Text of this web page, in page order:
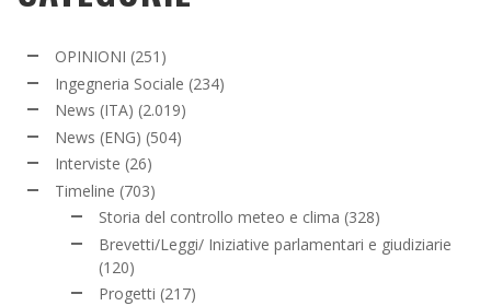
OPINIONI (251)
Ingegneria Sociale (234)
News (ITA) (2.019)
News (ENG) (504)
Interviste (26)
Timeline (703)
Storia del controllo meteo e clima (328)
Brevetti/Leggi/ Iniziative parlamentari e giudiziarie
(120)
Progetti (217)